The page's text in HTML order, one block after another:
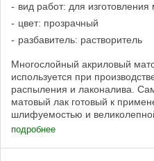
вид работ: для изготовления
цвет: прозрачный
разбавитель: растворитель
Многослойный акриловый
используется при
распыления и лаконалива.
матовый лак готовый к
шлифуемостью и
подробнее